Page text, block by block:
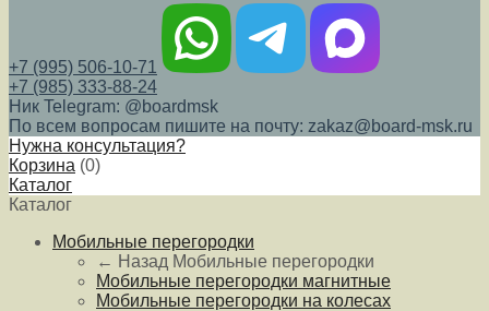
+7 (995) 506-10-71
+7 (985) 333-88-24
Ник Telegram: @boardmsk
По всем вопросам пишите на почту: zakaz@board-msk.ru
Нужна консультация?
Корзина (0)
Каталог
Каталог
Мобильные перегородки
← Назад Мобильные перегородки
Мобильные перегородки магнитные
Мобильные перегородки на колесах